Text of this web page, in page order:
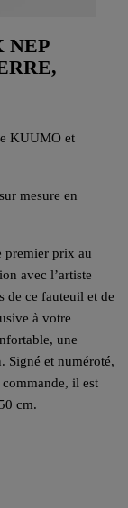
NEP
KUUMO et
mesure en
premier prix au
avec l’artiste
de ce fauteuil et de
à votre
une
Signé et numéroté,
il est
cm.